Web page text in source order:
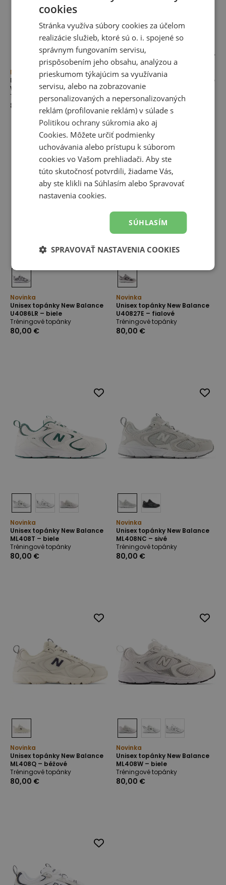
Novinka
Dámske topánky New Balance
W4088EN – béžové
Tréningové topánky
80,00 €
Novinka
Dámske topánky New Balance
W4089FK – béžové
Tréningové topánky
80,00 €
Novinka
Unisex topánky New Balance
U4086LR – biele
Tréningové topánky
80,00 €
Novinka
Unisex topánky New Balance
U40827E – fialové
Tréningové topánky
80,00 €
Novinka
Unisex topánky New Balance
ML408T – biele
Tréningové topánky
80,00 €
Novinka
Unisex topánky New Balance
ML408NC – sivé
Tréningové topánky
80,00 €
Novinka
Unisex topánky New Balance
ML408Q – béžové
Tréningové topánky
80,00 €
Novinka
Unisex topánky New Balance
ML408W – biele
Tréningové topánky
80,00 €
cookies
Stránka využíva súbory cookies za účelom
realizácie služieb, ktoré sú o. i. spojené so
správnym fungovaním servisu,
prispôsobením jeho obsahu, analýzou a
prieskumom týkajúcim sa využívania
servisu, alebo na zobrazovanie
personalizovaných a nepersonalizovaných
reklám (profilovanie reklám) v súlade s
Politikou ochrany súkromia ako aj
Cookies. Môžete určiť podmienky
uchovávania alebo prístupu k súborom
cookies vo Vašom prehliadači. Aby ste
túto skutočnosť potvrdili, žiadame Vás,
aby ste klikli na Súhlasím alebo Spravovať
nastavenia cookies.
SÚHLASÍM
SPRAVOVAŤ NASTAVENIA COOKIES